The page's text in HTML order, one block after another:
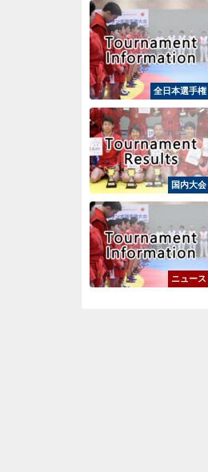
全日本選手権
国内大会
ニュース